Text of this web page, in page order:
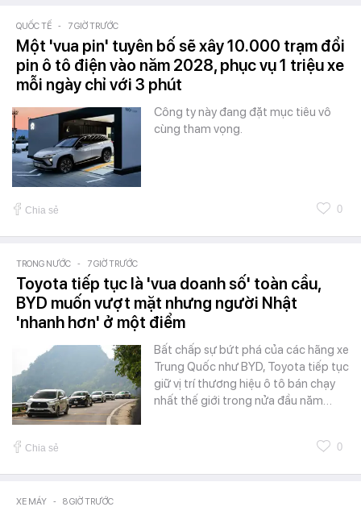
QUỐC TẾ - 7 GIỜ TRƯỚC
Một 'vua pin' tuyên bố sẽ xây 10.000 trạm đổi
pin ô tô điện vào năm 2028, phục vụ 1 triệu xe
mỗi ngày chỉ với 3 phút
Công ty này đang đặt mục tiêu vô
cùng tham vọng.
Chia sẻ 0
TRONG NƯỚC - 7 GIỜ TRƯỚC
Toyota tiếp tục là 'vua doanh số' toàn cầu,
BYD muốn vượt mặt nhưng người Nhật
'nhanh hơn' ở một điểm
Bất chấp sự bứt phá của các hãng xe
Trung Quốc như BYD, Toyota tiếp tục
giữ vị trí thương hiệu ô tô bán chạy
nhất thế giới trong nửa đầu năm…
Chia sẻ 0
XE MÁY - 8 GIỜ TRƯỚC